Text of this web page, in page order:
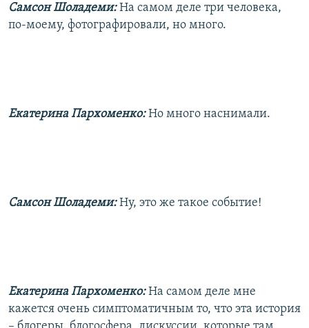
Самсон Шоладеми:На самом деле три человека,
по-моему, фотографировали, но много.
Екатерина Пархоменко:Но много наснимали.
Самсон Шоладеми:Ну, это же такое событие!
Екатерина Пархоменко:На самом деле мне
кажется очень симптоматичным то, что эта история